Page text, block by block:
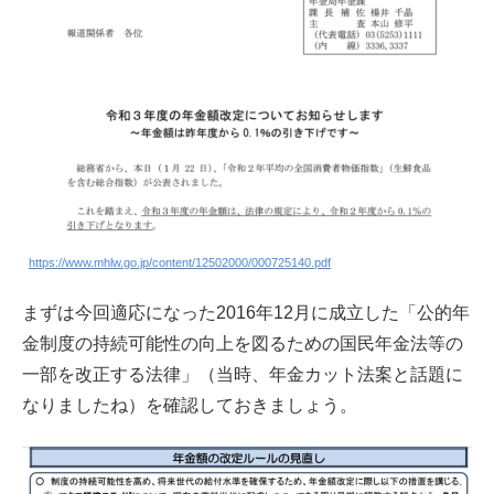
https://www.mhlw.go.jp/content/12502000/000725140.pdf
まずは今回適応になった2016年12月に成立した「公的年
金制度の持続可能性の向上を図るための国民年金法等の
一部を改正する法律」（当時、年金カット法案と話題に
なりましたね）を確認しておきましょう。